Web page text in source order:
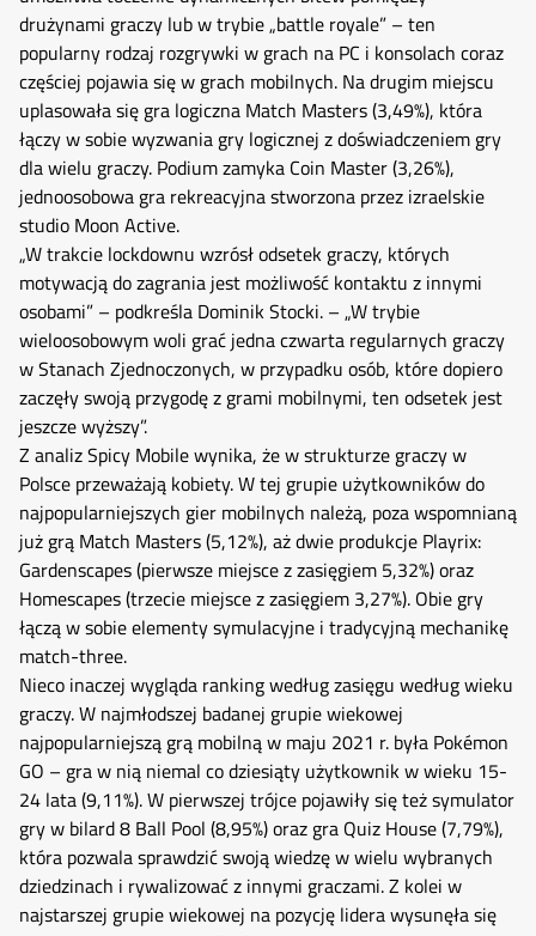
drużynami graczy lub w trybie „battle royale” – ten
popularny rodzaj rozgrywki w grach na PC i konsolach coraz
częściej pojawia się w grach mobilnych. Na drugim miejscu
uplasowała się gra logiczna Match Masters (3,49%), która
łączy w sobie wyzwania gry logicznej z doświadczeniem gry
dla wielu graczy. Podium zamyka Coin Master (3,26%),
jednoosobowa gra rekreacyjna stworzona przez izraelskie
studio Moon Active.
„W trakcie lockdownu wzrósł odsetek graczy, których
motywacją do zagrania jest możliwość kontaktu z innymi
osobami” – podkreśla Dominik Stocki. – „W trybie
wieloosobowym woli grać jedna czwarta regularnych graczy
w Stanach Zjednoczonych, w przypadku osób, które dopiero
zaczęły swoją przygodę z grami mobilnymi, ten odsetek jest
jeszcze wyższy”.
Z analiz Spicy Mobile wynika, że w strukturze graczy w
Polsce przeważają kobiety. W tej grupie użytkowników do
najpopularniejszych gier mobilnych należą, poza wspomnianą
już grą Match Masters (5,12%), aż dwie produkcje Playrix:
Gardenscapes (pierwsze miejsce z zasięgiem 5,32%) oraz
Homescapes (trzecie miejsce z zasięgiem 3,27%). Obie gry
łączą w sobie elementy symulacyjne i tradycyjną mechanikę
match-three.
Nieco inaczej wygląda ranking według zasięgu według wieku
graczy. W najmłodszej badanej grupie wiekowej
najpopularniejszą grą mobilną w maju 2021 r. była Pokémon
GO – gra w nią niemal co dziesiąty użytkownik w wieku 15-
24 lata (9,11%). W pierwszej trójce pojawiły się też symulator
gry w bilard 8 Ball Pool (8,95%) oraz gra Quiz House (7,79%),
która pozwala sprawdzić swoją wiedzę w wielu wybranych
dziedzinach i rywalizować z innymi graczami. Z kolei w
najstarszej grupie wiekowej na pozycję lidera wysunęła się